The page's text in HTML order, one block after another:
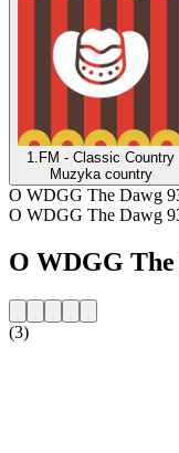
1.FM - Classic Country
Muzyka country
O WDGG The Dawg
O WDGG The Dawg
O WDGG
(3)